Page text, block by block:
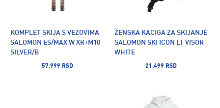
KOMPLET SKIJA S VEZOVIMA
SALOMON ES/MAX W XR+M10
SILVER/B
57.999 RSD
ŽENSKA KACIGA ZA SKIJANJE
SALOMON SKI ICON LT VISOR
WHITE
21.499 RSD